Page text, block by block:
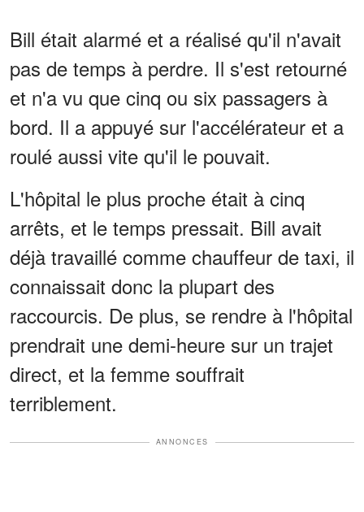
Bill était alarmé et a réalisé qu'il n'avait
pas de temps à perdre. Il s'est retourné
et n'a vu que cinq ou six passagers à
bord. Il a appuyé sur l'accélérateur et a
roulé aussi vite qu'il le pouvait.
L'hôpital le plus proche était à cinq
arrêts, et le temps pressait. Bill avait
déjà travaillé comme chauffeur de taxi, il
connaissait donc la plupart des
raccourcis. De plus, se rendre à l'hôpital
prendrait une demi-heure sur un trajet
direct, et la femme souffrait
terriblement.
ANNONCES